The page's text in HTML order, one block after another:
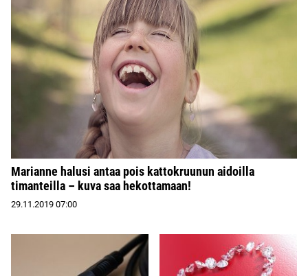
Marianne halusi antaa pois kattokruunun aidoilla
timanteilla – kuva saa hekottamaan!
29.11.2019 07:00